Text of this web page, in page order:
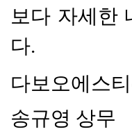
보다 자세한
다.
다보오에스
송규영 상무